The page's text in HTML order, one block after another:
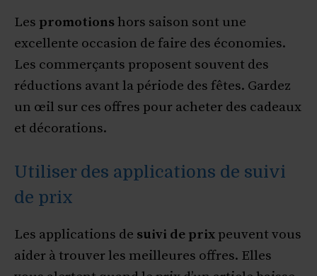
Les promotionshors saison sont une
excellente occasion de faire des économies.
Les commerçants proposent souvent des
réductions avant la période des fêtes. Gardez
un œil sur ces offres pour acheter des cadeaux
et décorations.
Utiliser des applications de suivi
de prix
Les applications de suivi de prix peuvent vous
aider à trouver les meilleures offres. Elles